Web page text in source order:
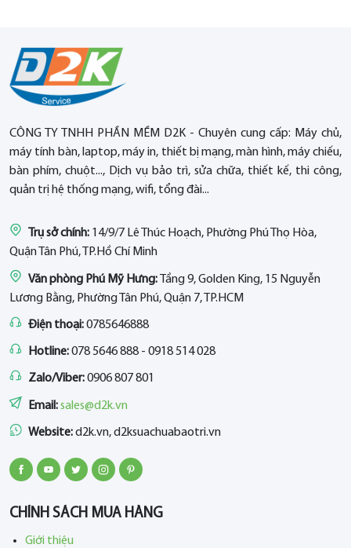
CÔNG TY TNHH PHẦN MỀM D2K - Chuyên cung cấp: Máy chủ,
máy tính bàn, laptop, máy in, thiết bị mạng, màn hình, máy chiếu,
bàn phím, chuột..., Dịch vụ bảo trì, sửa chữa, thiết kế, thi công,
quản trị hệ thống mạng, wifi, tổng đài...
Trụ sở chính: 14/9/7 Lê Thúc Hoạch, Phường Phú Thọ Hòa,
Quận Tân Phú, TP.Hồ Chí Minh
Văn phòng Phú Mỹ Hưng:Tầng 9, Golden King, 15 Nguyễn
Lương Bằng, Phường Tân Phú, Quận 7, TP.HCM
Điện thoại:0785646888
Hotline:078 5646 888 - 0918 514 028
Zalo/Viber:0906 807 801
Email:sales@d2k.vn
Website:d2k.vn, d2ksuachuabaotri.vn
CHÍNH SÁCH MUA HÀNG
Giới thiệu